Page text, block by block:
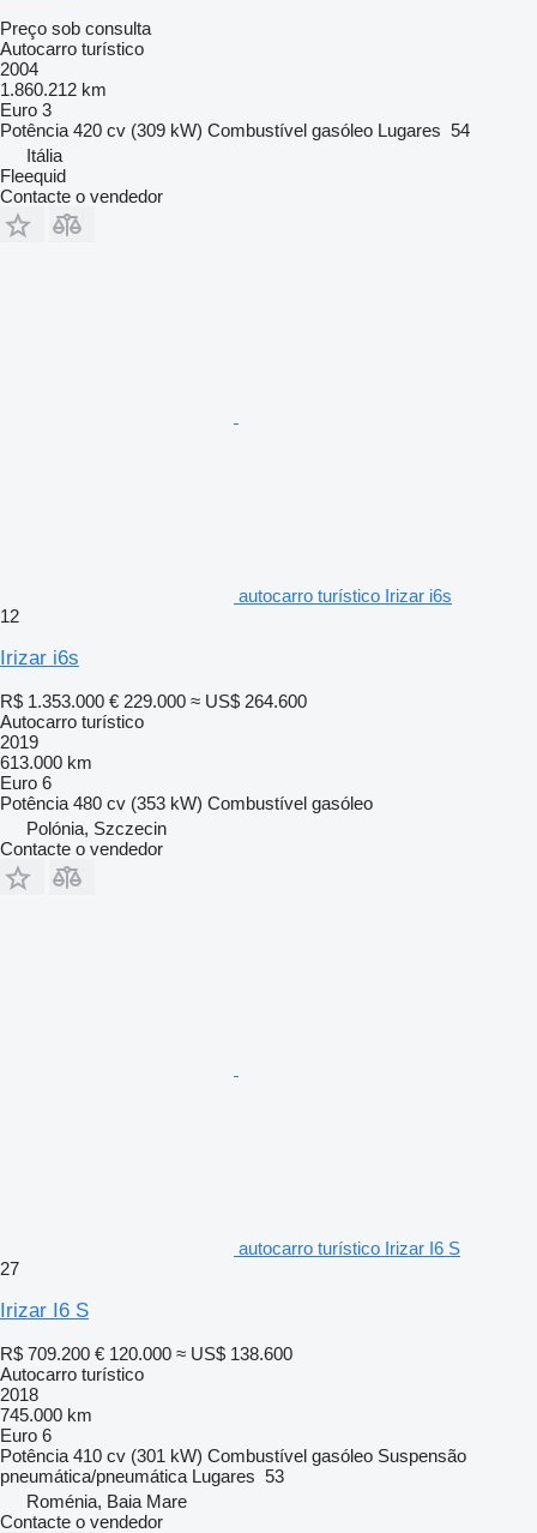
Preço sob consulta
Autocarro turístico
2004
1.860.212 km
Euro 3
Potência 420 cv (309 kW) Combustível gasóleo Lugares 54
Itália
Fleequid
Contacte o vendedor
autocarro turístico Irizar i6s
12
Irizar i6s
R$ 1.353.000 € 229.000 ≈ US$ 264.600
Autocarro turístico
2019
613.000 km
Euro 6
Potência 480 cv (353 kW) Combustível gasóleo
Polónia, Szczecin
Contacte o vendedor
autocarro turístico Irizar I6 S
27
Irizar I6 S
R$ 709.200 € 120.000 ≈ US$ 138.600
Autocarro turístico
2018
745.000 km
Euro 6
Potência 410 cv (301 kW) Combustível gasóleo Suspensão
pneumática/pneumática Lugares 53
Roménia, Baia Mare
Contacte o vendedor